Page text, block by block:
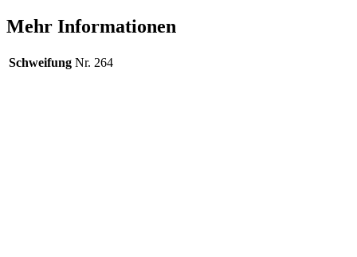
Mehr Informationen
Schweifung Nr. 264